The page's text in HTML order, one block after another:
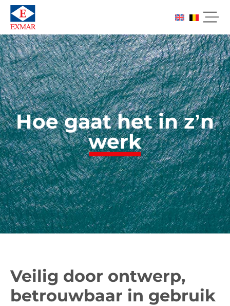
Hoe gaat het in z’n
werk
Veilig door ontwerp,
betrouwbaar in gebruik